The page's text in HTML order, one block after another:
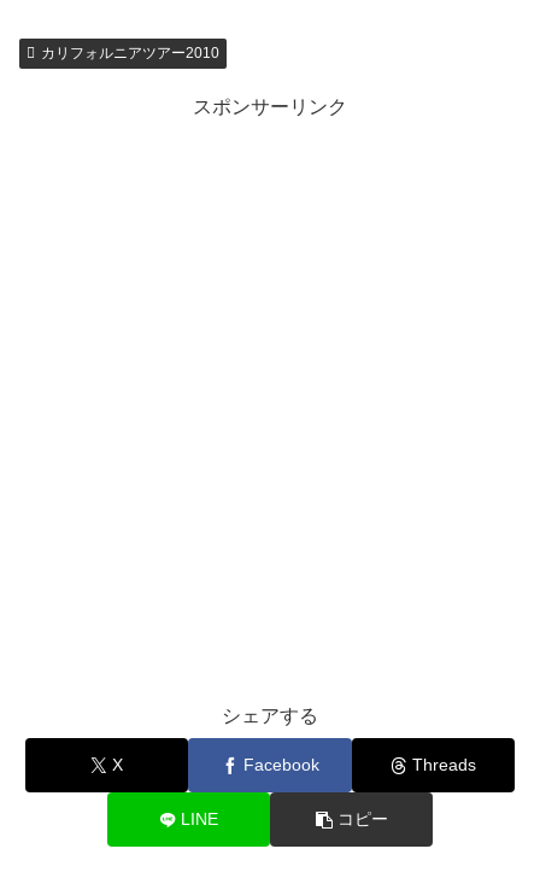
カリフォルニアツアー2010
スポンサーリンク
シェアする
X Facebook Threads
LINE コピー